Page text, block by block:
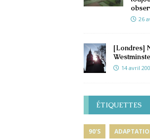
26
[Londres]
14 avril
ÉTIQUETTES
90'S